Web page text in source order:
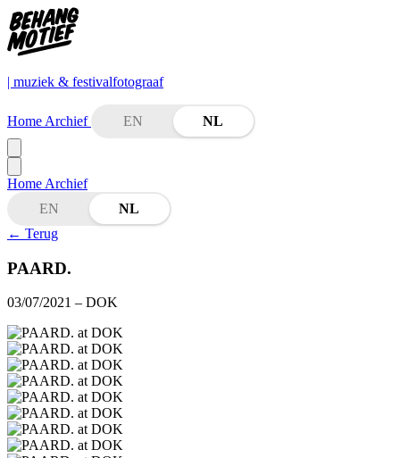
| muziek & festivalfotograaf
Home Archief EN NL
Home Archief
EN
NL
← Terug
PAARD.
03/07/2021 – DOK